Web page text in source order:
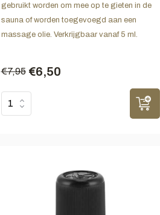
gebruikt worden om mee op te gieten in de
sauna of worden toegevoegd aan een
massage olie. Verkrijgbaar vanaf 5 ml.
€7,95 €6,50